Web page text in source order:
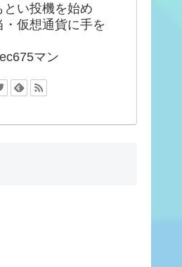
とい投機を始め
・仮想通貨に手を
マン